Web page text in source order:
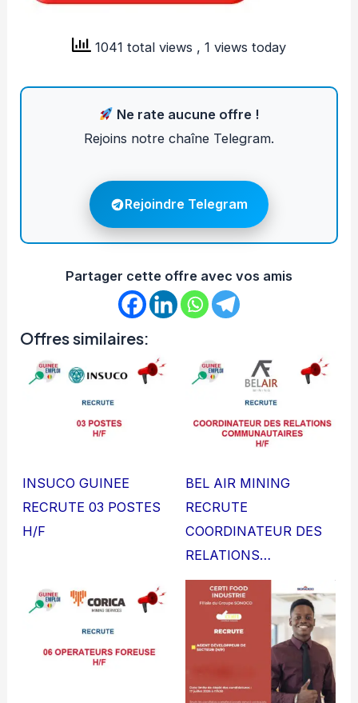
1041 total views , 1 views today
Ne rate aucune offre !
Rejoins notre chaîne Telegram.
Rejoindre Telegram
Partager cette offre avec vos amis
Offres similaires:
INSUCO GUINEE
RECRUTE 03 POSTES
H/F
BEL AIR MINING
RECRUTE
COORDINATEUR DES
RELATIONS…